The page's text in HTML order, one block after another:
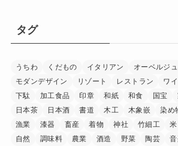
タグ
うちわ くだもの イタリアン オーベルジュ
モダンデザイン
リゾート レストラン ワ
下駄
加工食品 印章 和紙 和食 国宝
日本茶
日本酒 書道 木工 木象嵌 染め
漁業
漆器 畜産 着物 神社 竹細工 米
自然
調味料 農業 酒造 野菜 陶芸